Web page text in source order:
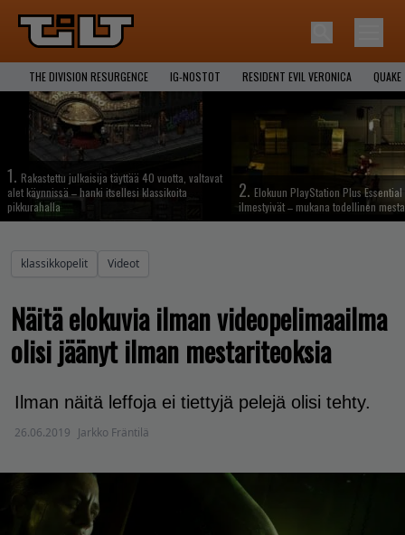
THE DIVISION RESURGENCE IG-NOSTOT RESIDENT EVIL VERONICA QUAKE
1. Rakastettu julkaisija täyttää 40 vuotta, valtavat
alet käynnissä – hanki itsellesi klassikoita
pikkurahalla
2. Elokuun PlayStation Plus
ilmestyivät – mukana todellinen
klassikkopelit Videot
Näitä elokuvia ilman videopelimaailma
olisi jäänyt ilman mestariteoksia
Ilman näitä leffoja ei tiettyjä pelejä olisi tehty.
26.06.2019 Jarkko Fräntilä